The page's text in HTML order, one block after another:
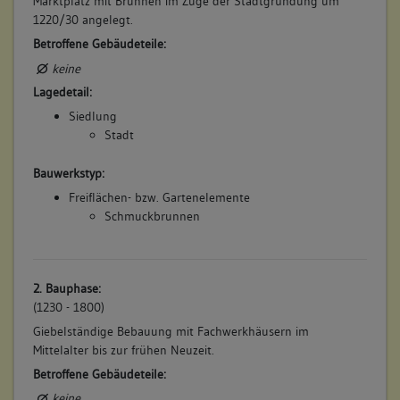
1220/30 angelegt.
Betroffene Gebäudeteile:
keine
Lagedetail:
Siedlung
Stadt
Bauwerkstyp:
Freiflächen- bzw. Gartenelemente
Schmuckbrunnen
2. Bauphase:
(1230 - 1800)
Giebelständige Bebauung mit Fachwerkhäusern im
Mittelalter bis zur frühen Neuzeit.
Betroffene Gebäudeteile: